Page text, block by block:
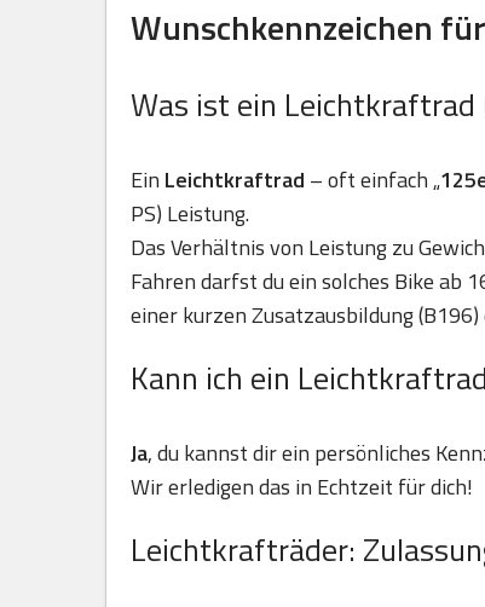
Wunschkennzeichen
Was ist ein
Ein Leichtkraftrad – oft einfach „
PS) Leistung.
Das Verhältnis von Leistung zu
Fahren darfst du ein solches Bike ab
einer kurzen Zusatzausbildung
Kann ich ein
Ja, du kannst dir ein persönliches
Wir erledigen das in Echtzeit für dich!
Leichtkrafträder: